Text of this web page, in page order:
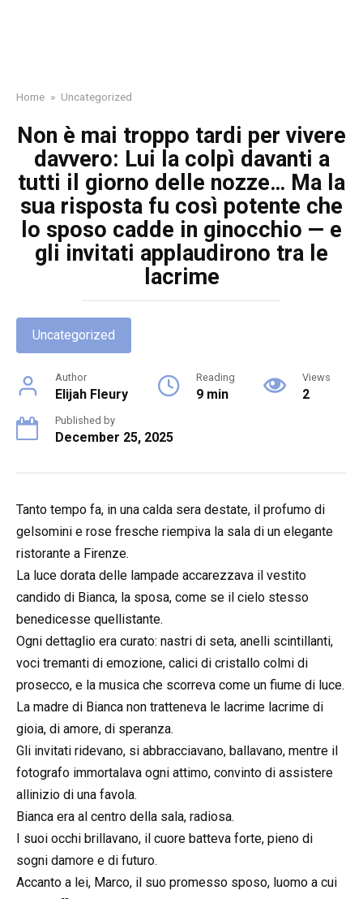
Home » Uncategorized
Non è mai troppo tardi per vivere
davvero: Lui la colpì davanti a
tutti il giorno delle nozze… Ma la
sua risposta fu così potente che
lo sposo cadde in ginocchio — e
gli invitati applaudirono tra le
lacrime
Uncategorized
Author
Elijah Fleury
Reading
9 min
Views
2
Published by
December 25, 2025
Tanto tempo fa, in una calda sera destate, il profumo di
gelsomini e rose fresche riempiva la sala di un elegante
ristorante a Firenze.
La luce dorata delle lampade accarezzava il vestito
candido di Bianca, la sposa, come se il cielo stesso
benedicesse quellistante.
Ogni dettaglio era curato: nastri di seta, anelli scintillanti,
voci tremanti di emozione, calici di cristallo colmi di
prosecco, e la musica che scorreva come un fiume di luce.
La madre di Bianca non tratteneva le lacrime lacrime di
gioia, di amore, di speranza.
Gli invitati ridevano, si abbracciavano, ballavano, mentre il
fotografo immortalava ogni attimo, convinto di assistere
allinizio di una favola.
Bianca era al centro della sala, radiosa.
I suoi occhi brillavano, il cuore batteva forte, pieno di
sogni damore e di futuro.
Accanto a lei, Marco, il suo promesso sposo, luomo a cui